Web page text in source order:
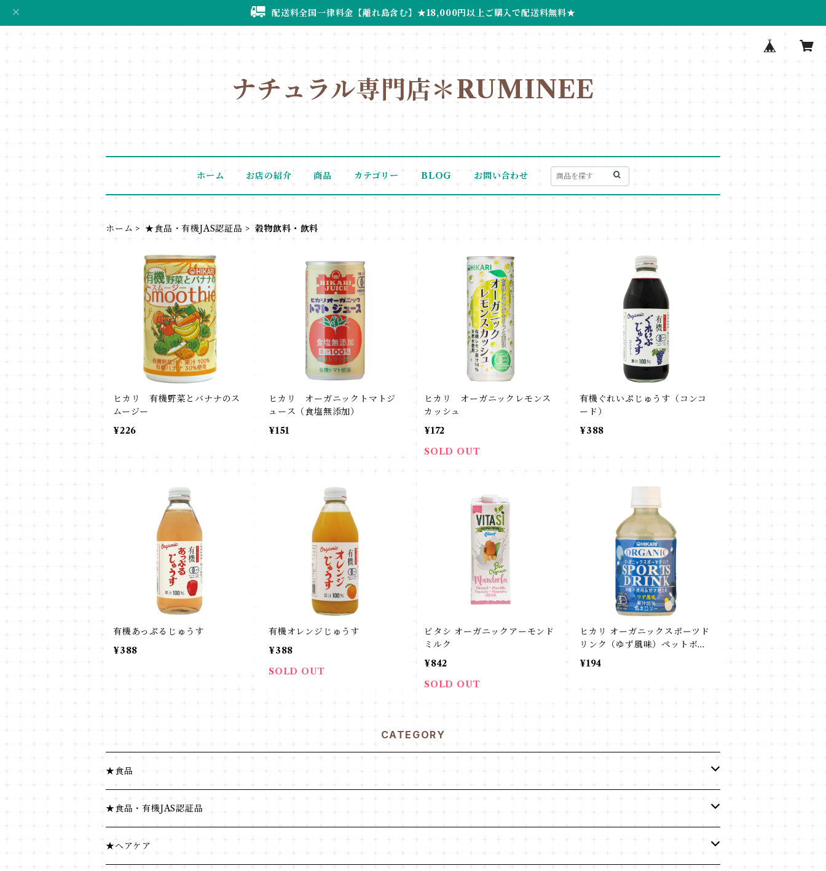
配送料全国一律料金【離れ島含む】★18,000円以上ご購入で配送料無料★
ナチュラル専門店＊RUMINEE
ホーム お店の紹介 商品 カテゴリー BLOG お問い合わせ
ホーム ★食品・有機JAS認証品 穀物飲料・飲料
ヒカリ 有機野菜とバナナのス
ムージー
¥226
ヒカリ オーガニックトマトジ
ュース（食塩無添加）
¥151
ヒカリ オーガニックレモンス
カッシュ
¥172
SOLD OUT
有機ぐれいぷじゅうす（コンコ
ード）
¥388
有機あっぷるじゅうす
¥388
有機オレンジじゅうす
¥388
SOLD OUT
ビタシ オーガニックアーモンド
ミルク
¥842
SOLD OUT
ヒカリ オーガニックスポーツド
リンク（ゆず風味）ペットボト
ル
¥194
CATEGORY
★食品
健康食品
米・小麦・シリアル
★食品・有機JAS認証品
健康食品
★ヘアケア